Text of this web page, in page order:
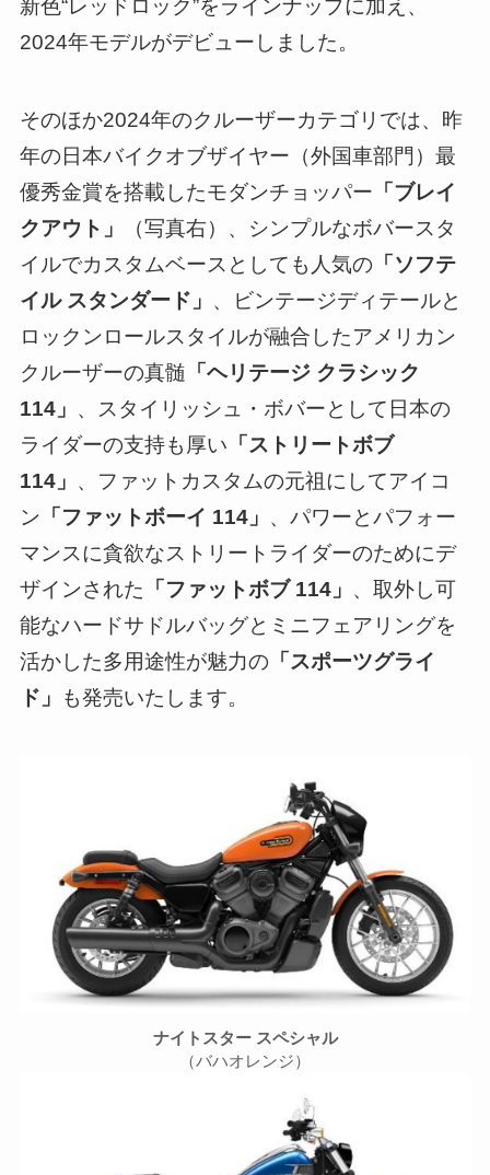
新色“レッドロック”をラインナップに加え、
2024年モデルがデビューしました。
そのほか2024年のクルーザーカテゴリでは、昨
年の日本バイクオブザイヤー（外国車部門）最
優秀金賞を搭載したモダンチョッパー 「ブレイ
クアウト」
（写真右）、シンプルなボバースタ
イルでカスタムベースとしても人気の「ソフテ
イル スタンダード」 、ビンテージディテールと
ロックンロールスタイルが融合したアメリカン
クルーザーの真髄 「ヘリテージ クラシック
114」 、スタイリッシュ・ボバーとして日本の
ライダーの支持も厚い 「ストリートボブ
114」 、ファットカスタムの元祖にしてアイコ
ン 「ファットボーイ 114」 、パワーとパフォー
マンスに貪欲なストリートライダーのためにデ
ザインされた 「ファットボブ 114」 、取外し可
能なハードサドルバッグとミニフェアリングを
活かした多用途性が魅力の「スポーツグライ
ド」
も発売いたします。
ナイトスター スペシャル
（バハオレンジ）